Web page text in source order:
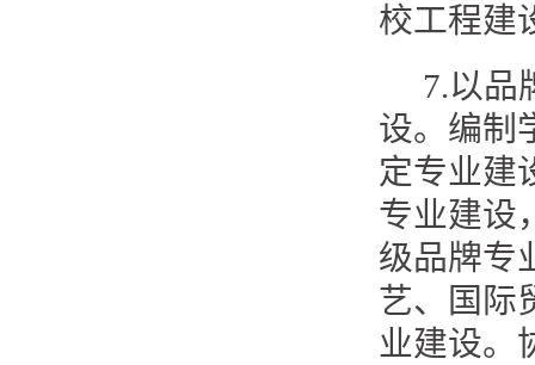
校工程建
7.以品
设。编制
定专业建
专业建设
级品牌专
艺、国际
业建设。